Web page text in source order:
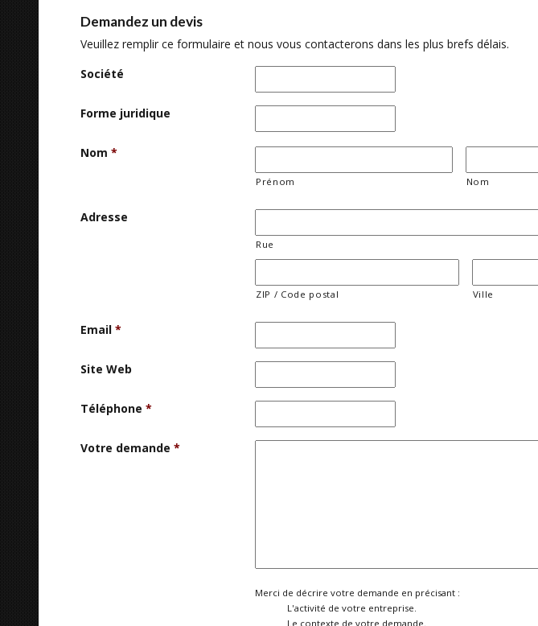
Demandez un devis
Veuillez remplir ce formulaire et nous vous contacterons dans les plus brefs délais.
Société
Forme juridique
Nom *
Prénom Nom
Adresse
Rue
ZIP / Code postal Ville
Email *
Site Web
Téléphone *
Votre demande *
Merci de décrire votre demande en précisant :
L'activité de votre entreprise.
Le contexte de votre demande.